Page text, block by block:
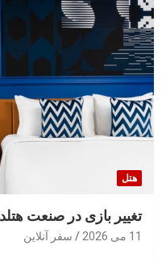
هتل
تغییر بازی در صنعت
11 می 2026 سفر آنلاین